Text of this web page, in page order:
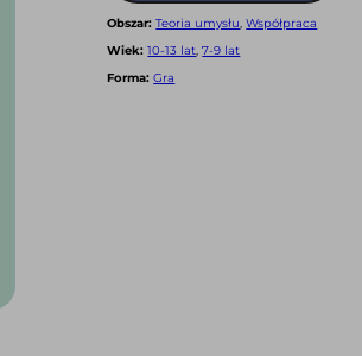
Obszar:Teoria umysłu,Współpraca
Wiek:10-13 lat,7-9 lat
Forma:Gra